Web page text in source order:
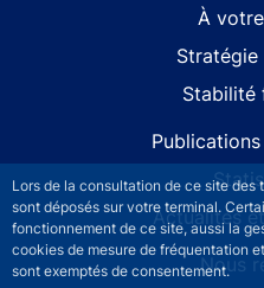
Lors de la consultation de ce site des
sont déposés sur votre terminal.
fonctionnement de ce site, aussi la
cookies de mesure de fréquentation
sont exemptés de consentement.
À
Stabilité
Actualités
Nous